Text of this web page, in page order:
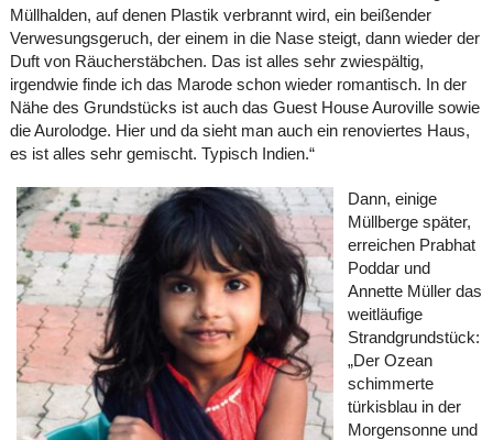
Müllhalden, auf denen Plastik verbrannt wird, ein beißender
Verwesungsgeruch, der einem in die Nase steigt, dann wieder der
Duft von Räucherstäbchen. Das ist alles sehr zwiespältig,
irgendwie finde ich das Marode schon wieder romantisch. In der
Nähe des Grundstücks ist auch das Guest House Auroville sowie
die Aurolodge. Hier und da sieht man auch ein renoviertes Haus,
es ist alles sehr gemischt. Typisch Indien.“
Dann, einige
Müllberge später,
erreichen Prabhat
Poddar und
Annette Müller das
weitläufige
Strandgrundstück:
„Der Ozean
schimmerte
türkisblau in der
Morgensonne und